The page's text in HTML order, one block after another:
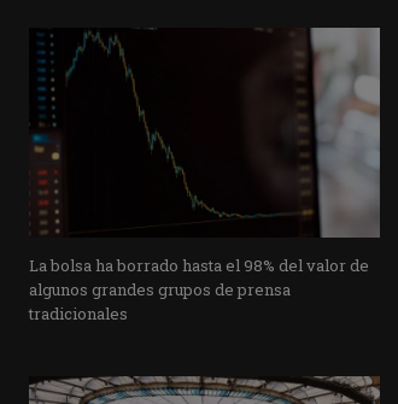
La bolsa ha borrado hasta el 98% del valor de
algunos grandes grupos de prensa
tradicionales